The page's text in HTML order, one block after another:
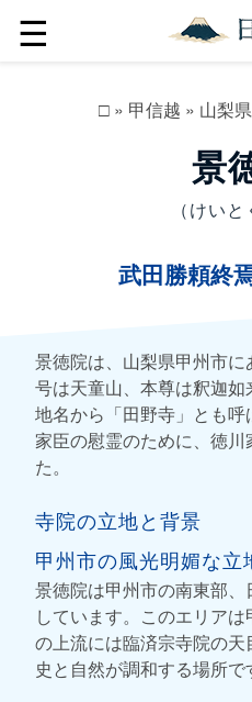
☰
□» 甲信越 » 山梨県
景
（けいと
武田勝頼終
景徳院は、山梨県甲州市
号は天童山、本尊は釈迦如
地名から「田野寺」とも
家臣の慰霊のために、徳
た。
寺院の立地と背景
甲州市の風光明媚な立
景徳院は甲州市の南東部
しています。このエリア
の上流には臨済宗寺院の
史と自然が調和する場所で